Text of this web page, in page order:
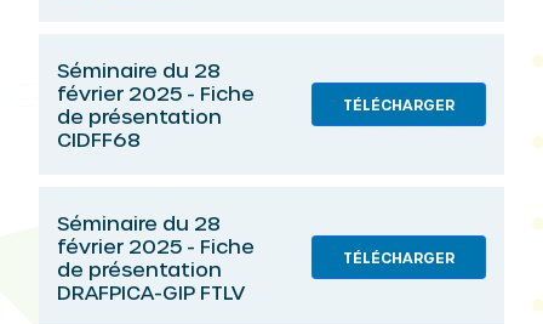
Séminaire du 28
février 2025 - Fiche
de présentation
CIDFF68
TÉLÉCHARGER
Séminaire du 28
février 2025 - Fiche
de présentation
DRAFPICA-GIP FTLV
TÉLÉCHARGER